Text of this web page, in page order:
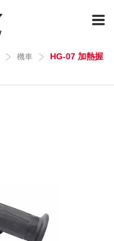
機車
HG-07 加熱握